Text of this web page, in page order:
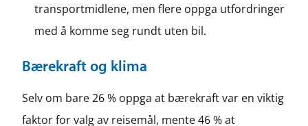
transportmidlene, men flere oppga utfordringer
med å komme seg rundt uten bil.
Bærekraft og klima
Selv om bare 26 % oppga at bærekraft var en viktig
faktor for valg av reisemål, mente 46 % at